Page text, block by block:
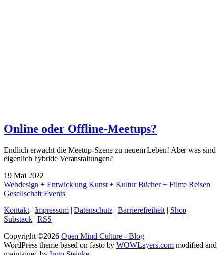
Online oder Offline-Meetups?
Endlich erwacht die Meetup-Szene zu neuem Leben! Aber was sind
eigenlich hybride Veranstaltungen?
19 Mai 2022
Webdesign + Entwicklung Kunst + Kultur Bücher + Filme Reisen
Gesellschaft Events
Kontakt | Impressum | Datenschutz | Barrierefreiheit | Shop |
Substack | RSS
Copyright ©2026 Open Mind Culture - Blog
WordPress theme based on fasto by WOWLayers.com modified and